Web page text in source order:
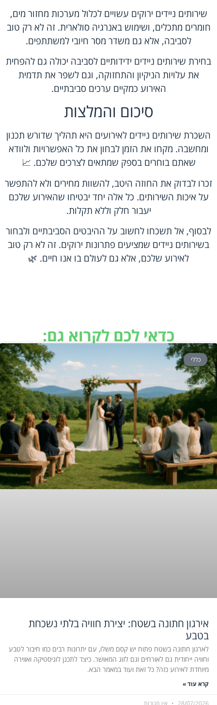
שירותים ניידים ירוקים עשויים לכלול מערכות מחזור מים,
חומרים מתכלים, ושימוש באנרגיה סולארית. זה לא רק טוב
לסביבה, אלא גם משדר מסר חיובי למשתתפים.
בחירת שירותים ניידים ידידותיים לסביבה יכולה גם להפחית
את עלויות הניקיון והתחזוקה, וגם לשפר את תדמית
האירוע כמקיים ערכים סביבתיים.
סיכום והמלצות
השכרת שירותים ניידים לאירועים היא תהליך שדורש תכנון
ומחשבה. מקחו את הזמן לבחון את כל האפשרויות ולוודא
שאתם בוחרים בספק שמתאים לצרכים שלכם. 📈
זכרו לבדוק את החוזה היטב, להשוות מחירים ולא להתפשר
על איכות השירותים. כל אלה יחד יבטיחו שהאירוע שלכם
יעבור חלק וללא תקלות.
לבסוף, אל תשכחו לחשוב על ההיבטים הסביבתיים ולבחור
בשירותים ניידים שמציעים פתרונות ירוקים. זה לא רק טוב
לאירוע שלכם, אלא גם לעולם בו אנו חיים. 🌿
כדאי לכם לקרוא גם:
כללי
אירגון חתונה בשטח: יצירת חוויה בלתי נשכחת
בטבע
לארגון חתונה בשטח פתוח יש קסם משלו, עם יתרונות רבים כמו חיבור לטבע
וחוויה ייחודית גם לאורחים וגם לזוג המאושר. כיצד לתכנן לוגיסטיקה ואווירה
מיוחדת לאירוע כזה? כל זאת ועוד במאמר הבא.
קרא עוד »
28/07/2026 אין תגובות